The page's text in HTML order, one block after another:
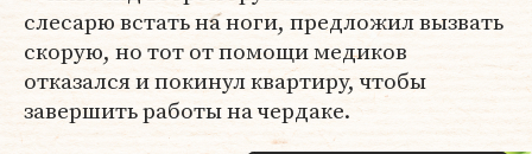
слесарю встать на ноги, предложил вызвать
скорую, но тот от помощи медиков
отказался и покинул квартиру, чтобы
завершить работы на чердаке.